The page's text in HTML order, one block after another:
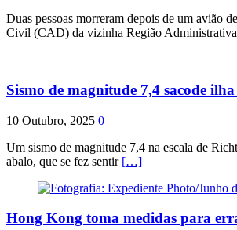
Duas pessoas morreram depois de um avião
Civil (CAD) da vizinha Região Administrativa
Sismo de magnitude 7,4 sacode
10 Outubro, 2025 0
Um sismo de magnitude 7,4 na escala de
abalo, que se fez sentir […]
Hong Kong toma medidas para